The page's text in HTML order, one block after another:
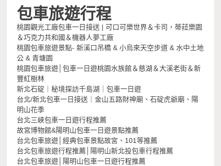
包車旅遊行程
桃園觀光工廠包車一日接送 | 可口可樂世界＆卡司，蒂菈樂園
＆巧克力共和國＆機器人夢工廠
桃園包車旅遊景點- 新溪口吊橋 & 小烏來天空步道 & 水中土地
公 & 青塘園
桃園包車旅遊│包車一日遊桃園水族館＆慈湖＆大溪老街＆新
豐紅樹林
新北石碇｜秘境探訪千島湖｜包車一日遊
台北/新北包車一日接送｜金山五路財神廟、石碇虎爺廟、陽
明山花季
台北三峽包車一日遊行程推薦
故宮博物館&陽明山包車一日遊景點推薦
台北包車旅遊│經典包車景點故宮、101等推薦
台北包車旅遊行程推薦│陽明山新北投包車行程推薦
台北包車旅遊│陽明山包車一日遊行程推薦